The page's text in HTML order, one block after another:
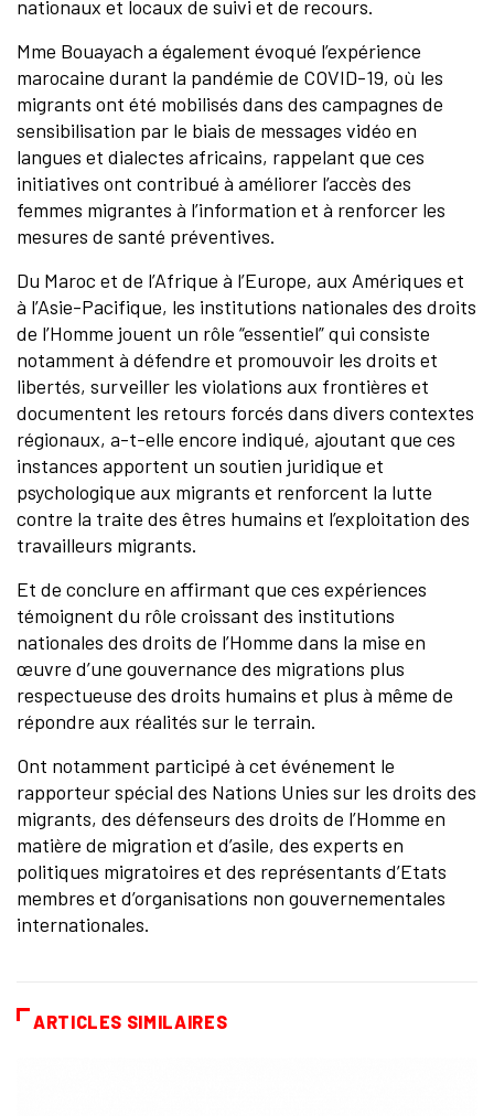
nationaux et locaux de suivi et de recours.
Mme Bouayach a également évoqué l’expérience
marocaine durant la pandémie de COVID-19, où les
migrants ont été mobilisés dans des campagnes de
sensibilisation par le biais de messages vidéo en
langues et dialectes africains, rappelant que ces
initiatives ont contribué à améliorer l’accès des
femmes migrantes à l’information et à renforcer les
mesures de santé préventives.
Du Maroc et de l’Afrique à l’Europe, aux Amériques et
à l’Asie-Pacifique, les institutions nationales des droits
de l’Homme jouent un rôle “essentiel” qui consiste
notamment à défendre et promouvoir les droits et
libertés, surveiller les violations aux frontières et
documentent les retours forcés dans divers contextes
régionaux, a-t-elle encore indiqué, ajoutant que ces
instances apportent un soutien juridique et
psychologique aux migrants et renforcent la lutte
contre la traite des êtres humains et l’exploitation des
travailleurs migrants.
Et de conclure en affirmant que ces expériences
témoignent du rôle croissant des institutions
nationales des droits de l’Homme dans la mise en
œuvre d’une gouvernance des migrations plus
respectueuse des droits humains et plus à même de
répondre aux réalités sur le terrain.
Ont notamment participé à cet événement le
rapporteur spécial des Nations Unies sur les droits des
migrants, des défenseurs des droits de l’Homme en
matière de migration et d’asile, des experts en
politiques migratoires et des représentants d’Etats
membres et d’organisations non gouvernementales
internationales.
ARTICLES SIMILAIRES